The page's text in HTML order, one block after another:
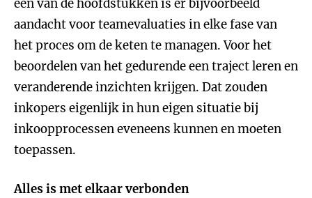
een van de hoofdstukken is er bijvoorbeeld
aandacht voor teamevaluaties in elke fase van
het proces om de keten te managen. Voor het
beoordelen van het gedurende een traject leren en
veranderende inzichten krijgen. Dat zouden
inkopers eigenlijk in hun eigen situatie bij
inkoopprocessen eveneens kunnen en moeten
toepassen.
Alles is met elkaar verbonden